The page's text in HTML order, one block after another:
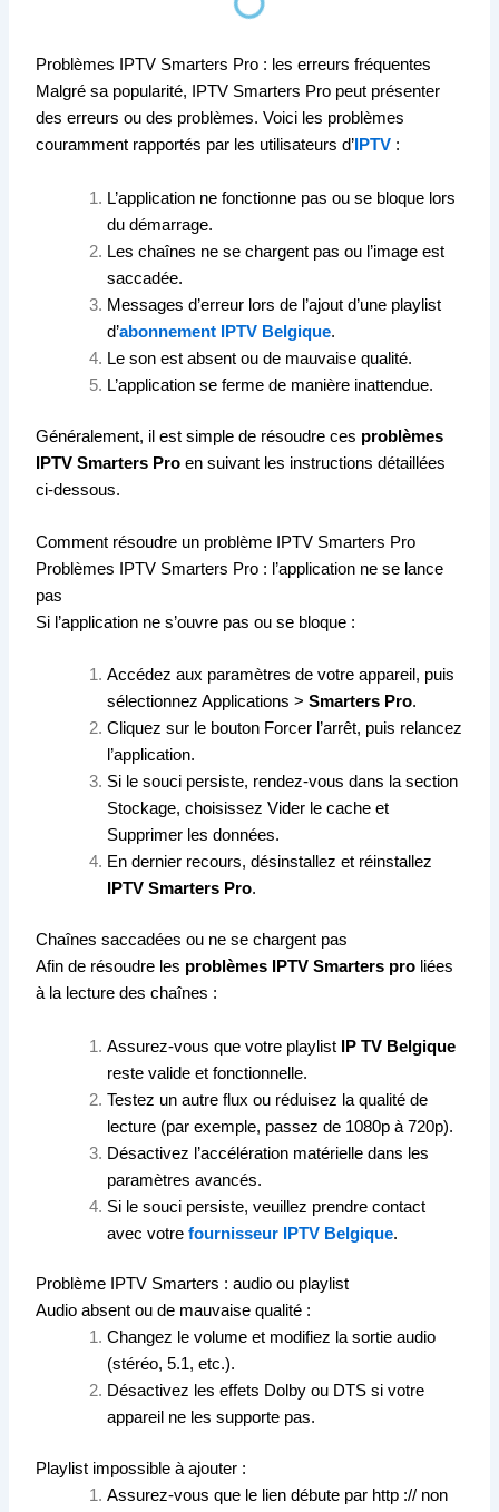
Problèmes IPTV Smarters Pro : les erreurs fréquentes
Malgré sa popularité, IPTV Smarters Pro peut présenter
des erreurs ou des problèmes. Voici les problèmes
couramment rapportés par les utilisateurs d’ IPTV :
L’application ne fonctionne pas ou se bloque lors
du démarrage.
Les chaînes ne se chargent pas ou l’image est
saccadée.
Messages d’erreur lors de l’ajout d’une playlist
d’abonnement IPTV Belgique.
Le son est absent ou de mauvaise qualité.
L’application se ferme de manière inattendue.
Généralement, il est simple de résoudre ces problèmes
IPTV Smarters Pro en suivant les instructions détaillées
ci-dessous.
Comment résoudre un problème IPTV Smarters Pro
Problèmes IPTV Smarters Pro : l’application ne se lance
pas
Si l’application ne s’ouvre pas ou se bloque :
Accédez aux paramètres de votre appareil, puis
sélectionnez Applications >Smarters Pro.
Cliquez sur le bouton Forcer l’arrêt, puis relancez
l’application.
Si le souci persiste, rendez-vous dans la section
Stockage, choisissez Vider le cache et
Supprimer les données.
En dernier recours, désinstallez et réinstallez
IPTV Smarters Pro.
Chaînes saccadées ou ne se chargent pas
Afin de résoudre les problèmes IPTV Smarters pro liées
à la lecture des chaînes :
Assurez-vous que votre playlist IP TV Belgique
reste valide et fonctionnelle.
Testez un autre flux ou réduisez la qualité de
lecture (par exemple, passez de 1080p à 720p).
Désactivez l’accélération matérielle dans les
paramètres avancés.
Si le souci persiste, veuillez prendre contact
avec votrefournisseur IPTV Belgique.
Problème IPTV Smarters : audio ou playlist
Audio absent ou de mauvaise qualité :
Changez le volume et modifiez la sortie audio
(stéréo, 5.1, etc.).
Désactivez les effets Dolby ou DTS si votre
appareil ne les supporte pas.
Playlist impossible à ajouter :
Assurez-vous que le lien débute par http :// non